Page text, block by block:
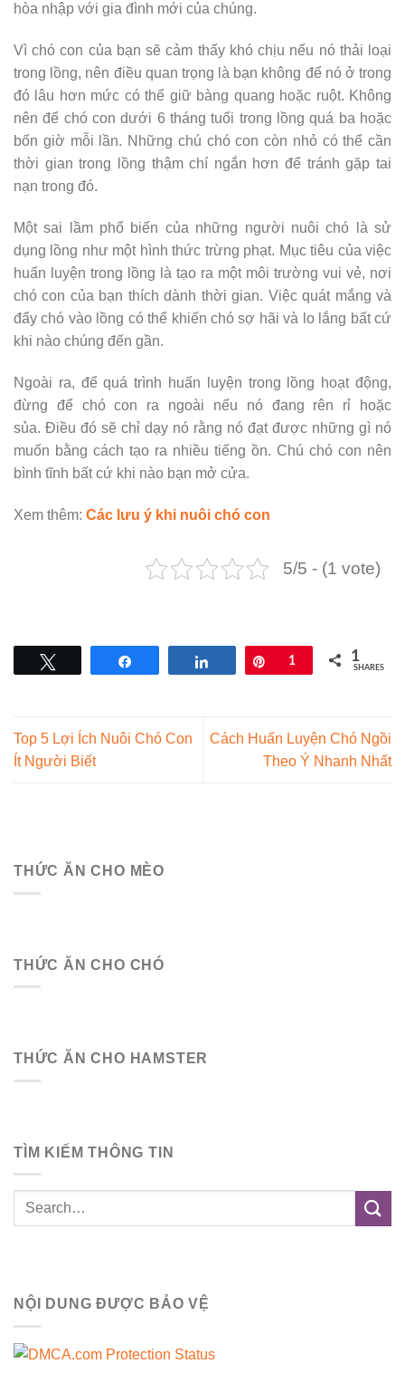
hòa nhập với gia đình mới của chúng.
Vì chó con của bạn sẽ cảm thấy khó chịu nếu nó thải loại
trong lồng, nên điều quan trọng là bạn không để nó ở trong
đó lâu hơn mức có thể giữ bàng quang hoặc ruột. Không
nên để chó con dưới 6 tháng tuổi trong lồng quá ba hoặc
bốn giờ mỗi lần. Những chú chó con còn nhỏ có thể cần
thời gian trong lồng thậm chí ngắn hơn để tránh gặp tai
nạn trong đó.
Một sai lầm phổ biến của những người nuôi chó là sử
dụng lồng như một hình thức trừng phạt. Mục tiêu của việc
huấn luyện trong lồng là tạo ra một môi trường vui vẻ, nơi
chó con của bạn thích dành thời gian. Việc quát mắng và
đẩy chó vào lồng có thể khiến chó sợ hãi và lo lắng bất cứ
khi nào chúng đến gần.
Ngoài ra, để quá trình huấn luyện trong lồng hoạt động,
đừng để chó con ra ngoài nếu nó đang rên rỉ hoặc
sủa. Điều đó sẽ chỉ dạy nó rằng nó đạt được những gì nó
muốn bằng cách tạo ra nhiều tiếng ồn. Chú chó con nên
bình tĩnh bất cứ khi nào bạn mở cửa.
Xem thêm: Các lưu ý khi nuôi chó con
5/5 - (1 vote)
Pin
1 1
SHARES
Top 5 Lợi Ích Nuôi Chó Con
Ít Người Biết
Cách Huấn Luyện Chó Ngồi
Theo Ý Nhanh Nhất
THỨC ĂN CHO MÈO
THỨC ĂN CHO CHÓ
THỨC ĂN CHO HAMSTER
TÌM KIẾM THÔNG TIN
NỘI DUNG ĐƯỢC BẢO VỆ